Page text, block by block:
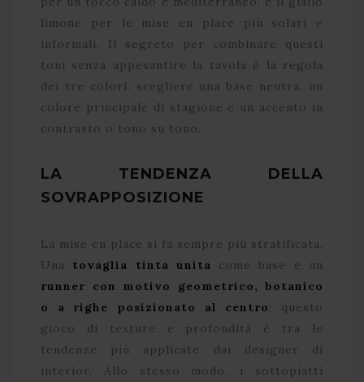
limone per le mise en place più solari e
informali. Il segreto per combinare questi
toni senza appesantire la tavola è la regola
dei tre colori: scegliere una base neutra, un
colore principale di stagione e un accento in
contrasto o tono su tono.
LA TENDENZA DELLA
SOVRAPPOSIZIONE
La mise en place si fa sempre più stratificata.
Una tovaglia tinta unita come base e un
runner con motivo geometrico, botanico
o a righe posizionato al centro: questo
gioco di texture e profondità è tra le
tendenze più applicate dai designer di
interior. Allo stesso modo, i sottopiatti